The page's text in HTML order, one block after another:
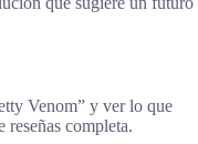
Venom” y ver lo que
reseñas completa.